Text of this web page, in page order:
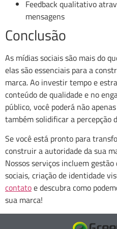
Feedback qualitativo
mensagens
Conclusão
As mídias sociais são mais do
elas são essenciais para a
marca. Ao investir tempo e
conteúdo de qualidade e no
público, você poderá não
também solidificar a percepção
Se você está pronto para
construir a autoridade da sua
Nossos serviços incluem
sociais, criação de identidade
contatoe descubra como
sua marca!